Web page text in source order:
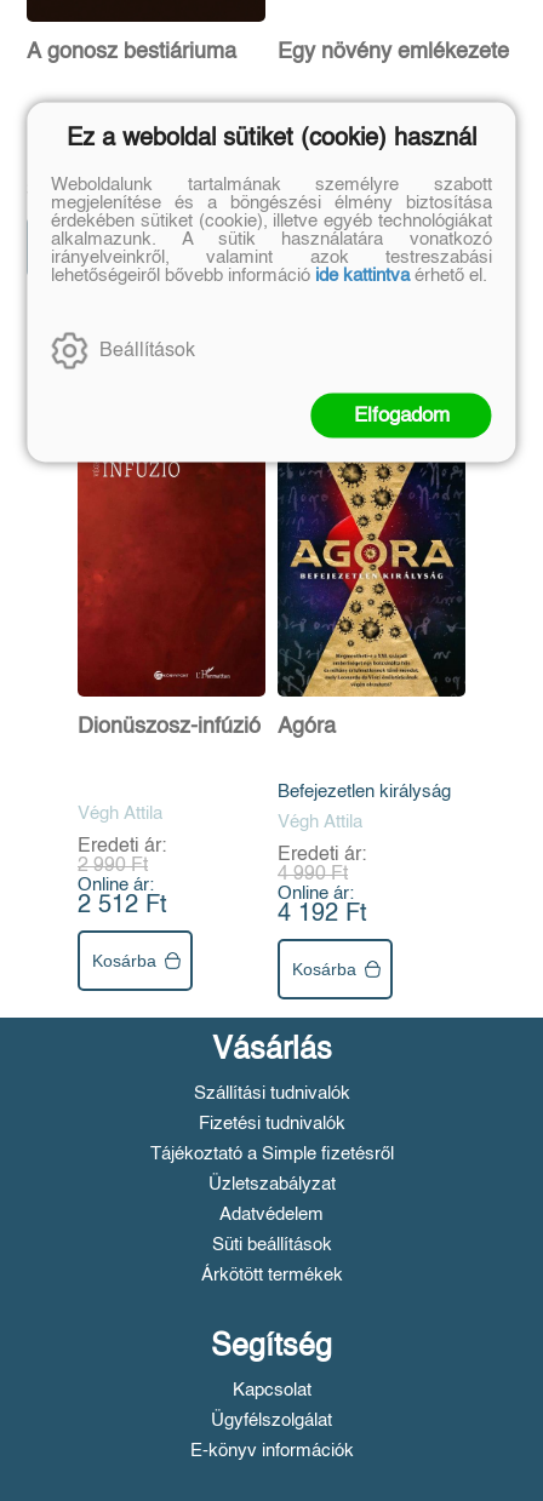
A gonosz bestiáriuma
Iván Gizella
3 490 Ft
3 141 Ft
Előrendelem
Egy növény emlékezete
Borbély Szilárd
8 499 Ft
7 649 Ft
Előrendelem
Szerző további művei
Dionüszosz-infúzió
Végh Attila
Eredeti ár:
2 990 Ft
Online ár:
2 512 Ft
Kosárba
Agóra
Befejezetlen királyság
Végh Attila
Eredeti ár:
4 990 Ft
Online ár:
4 192 Ft
Kosárba
Vásárlás
Szállítási tudnivalók
Fizetési tudnivalók
Tájékoztató a Simple fizetésről
Üzletszabályzat
Adatvédelem
Süti beállítások
Árkötött termékek
Segítség
Kapcsolat
Ügyfélszolgálat
E-könyv információk
Ez a weboldal sütiket (cookie) használ
Weboldalunk tartalmának személyre szabott
megjelenítése és a böngészési élmény biztosítása
érdekében sütiket (cookie), illetve egyéb technológiákat
alkalmazunk. A sütik használatára vonatkozó
irányelveinkről, valamint azok testreszabási
lehetőségeiről bővebb információ ide kattintvaérhető el.
Beállítások
Elfogadom